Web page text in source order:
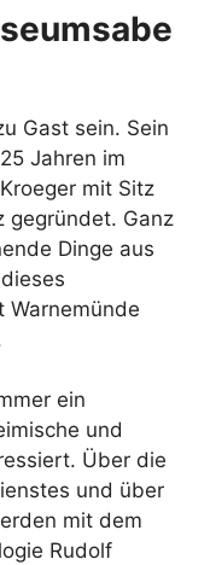
Gast sein. Sein
Jahren im
mit Sitz
gegründet. Ganz
Dinge aus
Warnemünde
ein
und
Über die
und über
mit dem
Rudolf